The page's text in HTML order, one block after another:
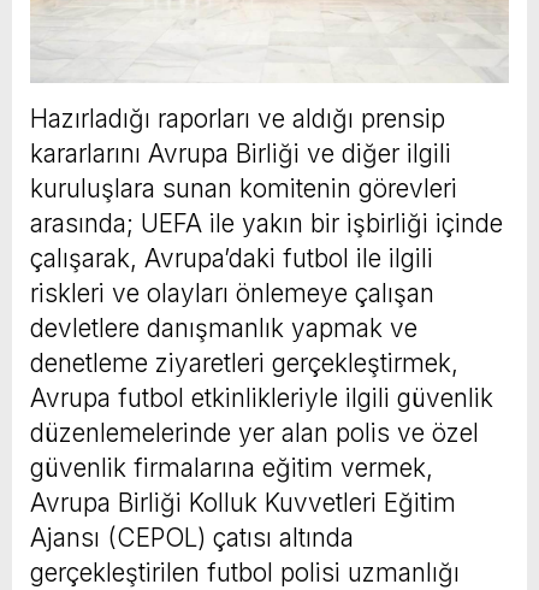
Hazırladığı raporları ve aldığı prensip
kararlarını Avrupa Birliği ve diğer ilgili
kuruluşlara sunan komitenin görevleri
arasında; UEFA ile yakın bir işbirliği içinde
çalışarak, Avrupa’daki futbol ile ilgili
riskleri ve olayları önlemeye çalışan
devletlere danışmanlık yapmak ve
denetleme ziyaretleri gerçekleştirmek,
Avrupa futbol etkinlikleriyle ilgili güvenlik
düzenlemelerinde yer alan polis ve özel
güvenlik firmalarına eğitim vermek,
Avrupa Birliği Kolluk Kuvvetleri Eğitim
Ajansı (CEPOL) çatısı altında
gerçekleştirilen futbol polisi uzmanlığı